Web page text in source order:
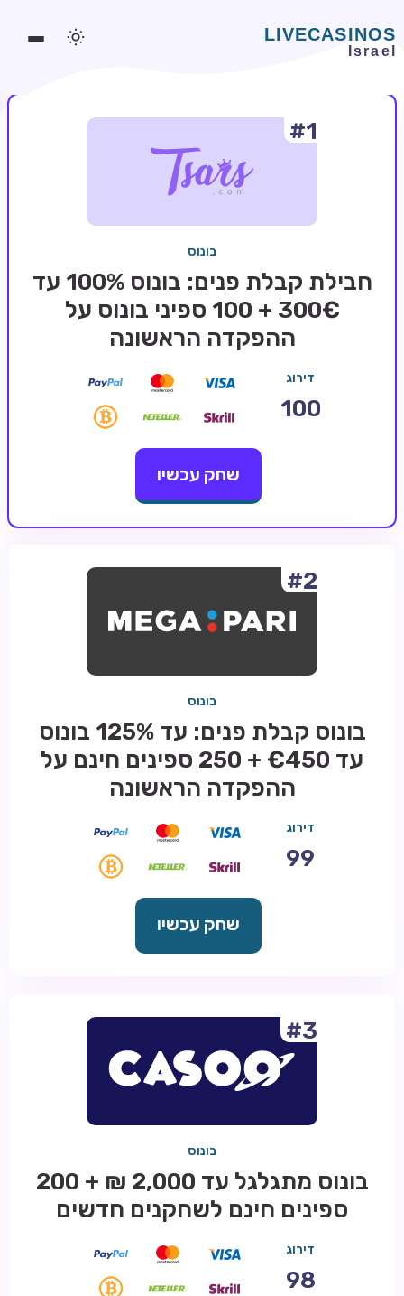
משחקים אונליין
בלאקג'ק אונליין
בונוסים בקזינו אונליין
טיפים
#1
בונוס
חבילת קבלת פנים: בונוס 100% עד
300€ + 100 ספיני בונוס על
ההפקדה הראשונה
דירוג
100
שחק עכשיו
#2
בונוס
בונוס קבלת פנים: עד 125% בונוס
עד €450 + 250 ספינים חינם על
ההפקדה הראשונה
דירוג
99
שחק עכשיו
#3
בונוס
בונוס מתגלגל עד 2,000 ₪ + 200
ספינים חינם לשחקנים חדשים
דירוג
98